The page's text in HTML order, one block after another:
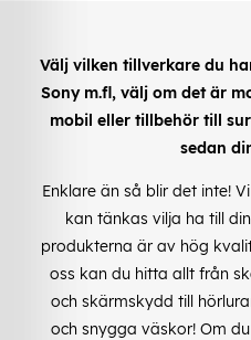
Välj vilken tillverkare du
Sony m.fl, välj om det är
mobil eller tillbehör till
sedan
Enklare än så blir det inte!
kan tänkas vilja ha till
produkterna är av hög
oss kan du hitta allt från
och skärmskydd till
och snygga väskor! Om